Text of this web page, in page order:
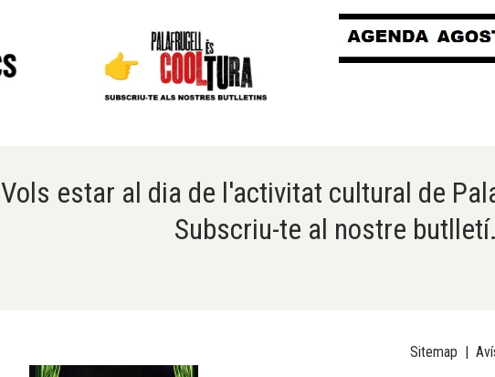
Vols estar al dia de l'activitat cultural de
Subscriu-te al nostre butlletí.
Sitemap |